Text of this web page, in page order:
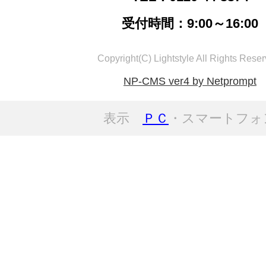
受付時間：9:00～16:00
Copyright(C) Lightstyle All Rights
NP-CMS ver4 by Netprompt
表示 ＰＣ ・スマートフ